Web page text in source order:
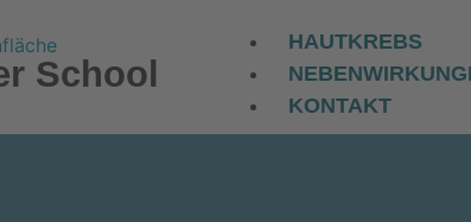
School
HAUTKREBS
KONTAKT